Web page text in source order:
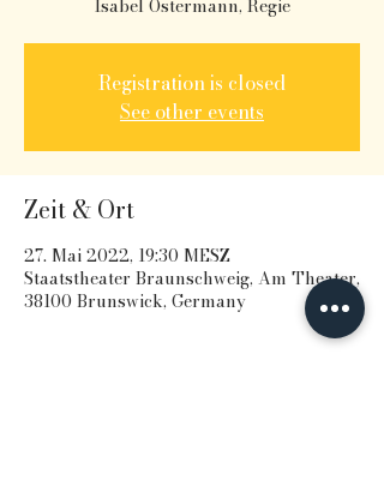
Isabel Ostermann, Regie
Registration is closed
See other events
Zeit & Ort
27. Mai 2022, 19:30 MESZ
Staatstheater Braunschweig, Am Theater,
38100 Brunswick, Germany